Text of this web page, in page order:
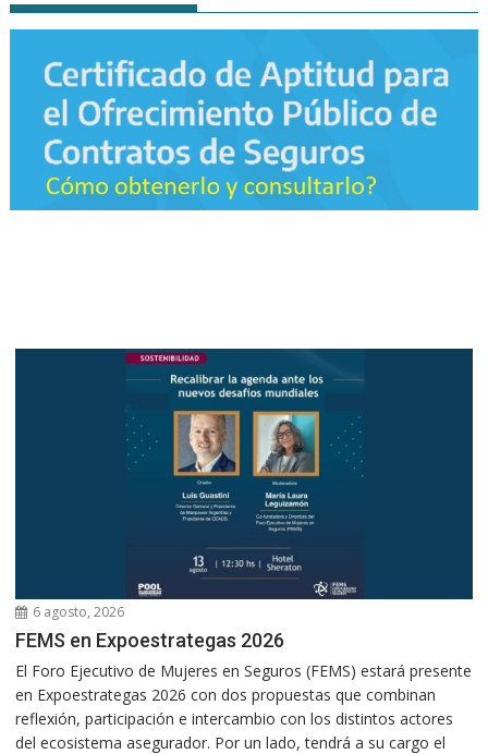
6 agosto, 2026
FEMS en Expoestrategas 2026
El Foro Ejecutivo de Mujeres en Seguros (FEMS) estará presente
en Expoestrategas 2026 con dos propuestas que combinan
reflexión, participación e intercambio con los distintos actores
del ecosistema asegurador. Por un lado, tendrá a su cargo el